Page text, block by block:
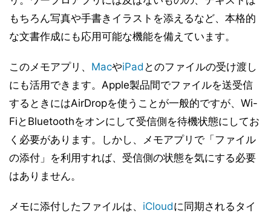
もちろん写真や手書きイラストを添えるなど、本格的
な文書作成にも応用可能な機能を備えています。
このメモアプリ、 MacやiPad とのファイルの受け渡し
にも活用できます。Apple製品間でファイルを送受信
するときにはAirDropを使うことが一般的ですが、Wi-
FiとBluetoothをオンにして受信側を待機状態にしてお
く必要があります。しかし、メモアプリで「ファイル
の添付」を利用すれば、受信側の状態を気にする必要
はありません。
メモに添付したファイルは、 iCloudに同期されるタイ